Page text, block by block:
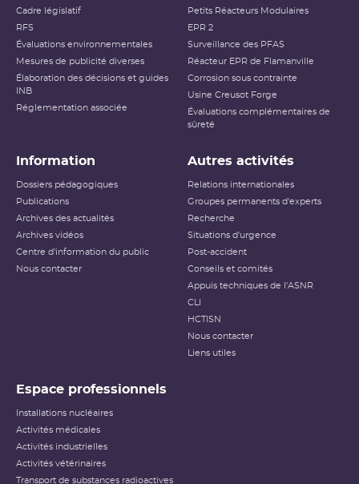
Cadre législatif
RFS
Évaluations environnementales
Mesures de publicité diverses
Élaboration des décisions et guides
INB
Réglementation associée
Petits Réacteurs Modulaires
EPR 2
Surveillance des PFAS
Réacteur EPR de Flamanville
Corrosion sous contrainte
Usine Creusot Forge
Évaluations complémentaires de
sûreté
Information
Dossiers pédagogiques
Publications
Archives des actualités
Archives vidéos
Centre d'information du public
Nous contacter
Autres activités
Relations internationales
Groupes permanents d'experts
Recherche
Situations d'urgence
Post-accident
Conseils et comités
Appuis techniques de l'ASNR
CLI
HCTISN
Nous contacter
Liens utiles
Espace professionnels
Installations nucléaires
Activités médicales
Activités industrielles
Activités vétérinaires
Transport de substances radioactives